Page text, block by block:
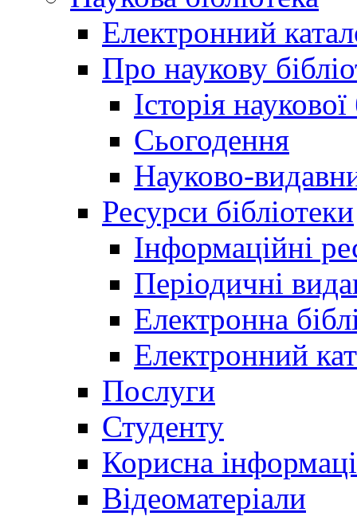
Електронний
Про наукову
Історія
Сьогодення
Науково-
Ресурси бібліотеки
Інформаційні
Періодичні
Електронна
Електронний
Послуги
Студенту
Корисна
Відеоматеріали